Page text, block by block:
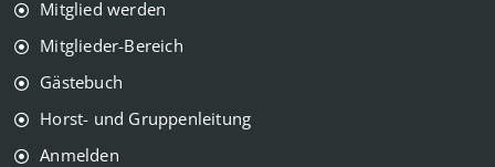
Mitglied werden
Mitglieder-Bereich
Gästebuch
Horst- und Gruppenleitung
Anmelden